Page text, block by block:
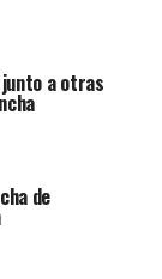
a otras
de